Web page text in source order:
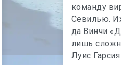
команду
Севилью.
да Винчи
лишь
Луис